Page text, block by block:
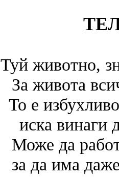
Туй животно,
За живота
То е
иска винаги
Може да
за да има